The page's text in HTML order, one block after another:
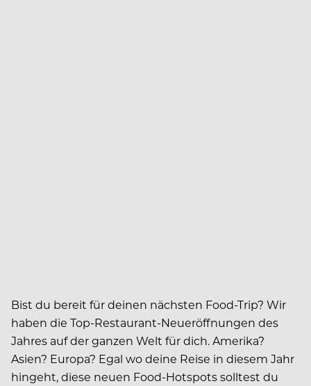
Bist du bereit für deinen nächsten Food-Trip? Wir
haben die Top-Restaurant-Neueröffnungen des
Jahres auf der ganzen Welt für dich. Amerika?
Asien? Europa? Egal wo deine Reise in diesem Jahr
hingeht, diese neuen Food-Hotspots solltest du